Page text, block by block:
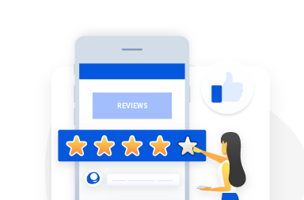
Our Mac App
Design Needs
×Close